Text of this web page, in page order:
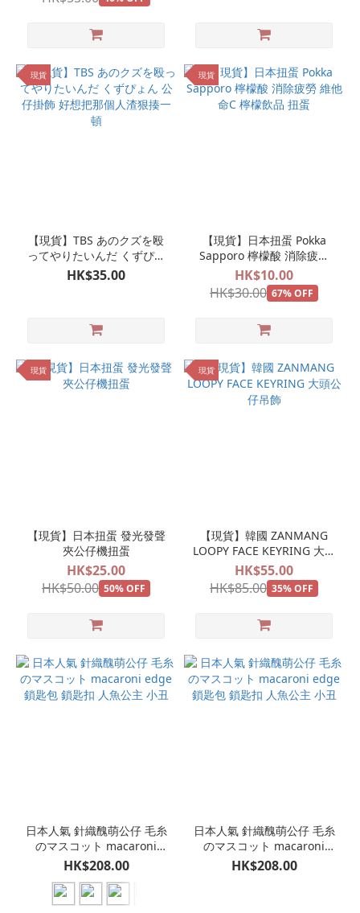
現貨
【現貨】TBS あのクズを殴
ってやりたいんだ くずぴょ
ん 公仔掛飾 好想把那個人渣
狠揍一頓
HK$35.00
現貨
【現貨】日本扭蛋 Pokka
Sapporo 檸檬酸 消除疲勞
維他命C 檸檬飲品 扭蛋
HK$10.00
HK$30.00 67% OFF
現貨
【現貨】日本扭蛋 發光發聲
夾公仔機扭蛋
HK$25.00
HK$50.00 50% OFF
現貨
【現貨】韓國 ZANMANG
LOOPY FACE KEYRING 大頭
公仔吊飾
HK$55.00
HK$85.00 35% OFF
日本人氣 針織醜萌公仔 毛糸
のマスコット macaroni
edge 鎖匙包 鎖匙扣 人魚公
主 小丑
HK$208.00
日本人氣 針織醜萌公仔 毛糸
のマスコット macaroni
edge 鎖匙包 鎖匙扣 人魚公
主 小丑
HK$208.00